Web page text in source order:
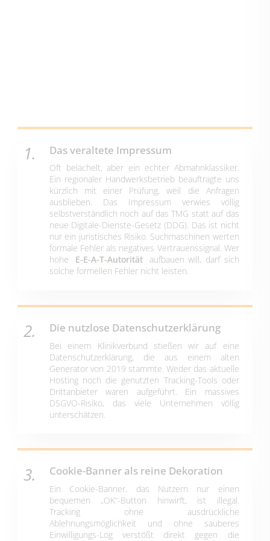
Das veraltete Impressum
Oft belächelt, aber ein echter Abmahnklassiker.
Ein regionaler Handwerksbetrieb beauftragte uns
kürzlich mit einer Prüfung, weil die Anfragen
ausblieben. Das Impressum verwies völlig
selbstverständlich noch auf das TMG statt auf das
neue Digitale-Dienste-Gesetz (DDG). Das ist nicht
nur ein juristisches Risiko. Suchmaschinen werten
formale Fehler als negatives Vertrauenssignal. Wer
hohe
E-E-A-T-Autorität
aufbauen will, darf sich
solche formellen Fehler nicht leisten.
Die nutzlose Datenschutzerklärung
Bei einem Klinikverbund stießen wir auf eine
Datenschutzerklärung, die aus einem alten
Generator von 2019 stammte. Weder das aktuelle
Hosting noch die genutzten Tracking-Tools oder
Drittanbieter waren aufgeführt. Ein massives
DSGVO-Risiko, das viele Unternehmen völlig
unterschätzen.
Cookie-Banner als reine Dekoration
Ein Cookie-Banner, das Nutzern nur einen
bequemen „OK“-Button hinwirft, ist illegal.
Tracking ohne ausdrückliche
Ablehnungsmöglichkeit und ohne sauberes
Einwilligungs-Log verstößt direkt gegen die